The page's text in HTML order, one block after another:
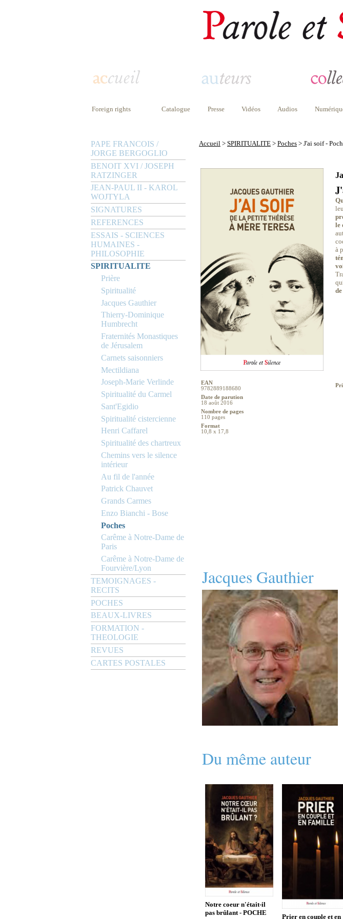
Foreign rights Catalogue Presse Vidéos Audios
PAPE FRANCOIS /
JORGE BERGOGLIO
BENOIT XVI / JOSEPH
RATZINGER
JEAN-PAUL II - KAROL
WOJTYLA
SIGNATURES
REFERENCES
ESSAIS - SCIENCES
HUMAINES -
PHILOSOPHIE
SPIRITUALITE
Prière
Spiritualité
Jacques Gauthier
Thierry-Dominique
Humbrecht
Fraternités Monastiques
de Jérusalem
Carnets saisonniers
Mectildiana
Joseph-Marie Verlinde
Spiritualité du Carmel
Sant'Egidio
Spiritualité cistercienne
Henri Caffarel
Spiritualité des chartreux
Chemins vers le silence
intérieur
Au fil de l'année
Patrick Chauvet
Grands Carmes
Enzo Bianchi - Bose
Poches
Carême à Notre-Dame de
Paris
Carême à Notre-Dame de
Fourvière/Lyon
TEMOIGNAGES -
RECITS
POCHES
BEAUX-LIVRES
FORMATION -
THEOLOGIE
REVUES
CARTES POSTALES
Accueil > SPIRITUALITE > Poches > J'ai soif -
le
à
EAN
9782889188680
Date de parution
18 août 2016
Nombre de pages
110 pages
Format
10,8 x 17,8
Jacques Gauthier
Du même auteur
Notre coeur n'était-il
pas brûlant - POCHE
Prier en couple et en